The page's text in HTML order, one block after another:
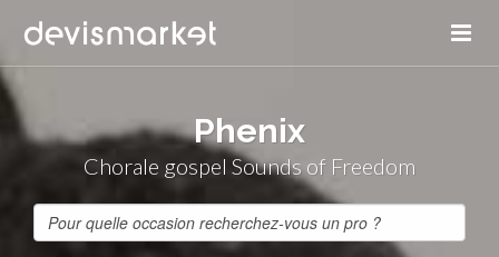
Phenix
Chorale gospel Sounds of Freedom